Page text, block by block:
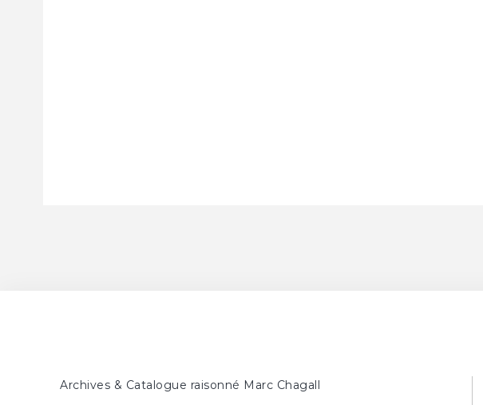
Archives & Catalogue raisonné Marc Chagall